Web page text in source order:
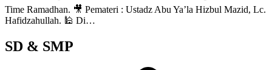
Time Ramadhan. 🎥 Pemateri : Ustadz Abu Ya’la Hizbul Mazid, Lc.
Hafidzahullah. 🕌 Di…
SD & SMP